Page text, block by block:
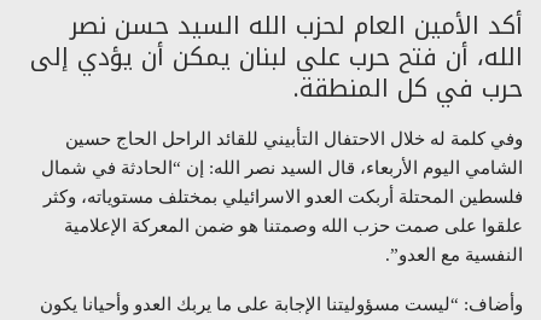
أكد الأمين العام لحزب الله السيد حسن نصر
الله، أن فتح حرب على لبنان يمكن أن يؤدي إلى
حرب في كل المنطقة.
وفي كلمة له خلال الاحتفال التأبيني للقائد الراحل الحاج حسين
الشامي اليوم الأربعاء، قال السيد نصر الله: إن “الحادثة في شمال
فلسطين المحتلة أربكت العدو الاسرائيلي بمختلف مستوياته، وكثر
علقوا على صمت حزب الله وصمتنا هو ضمن المعركة الإعلامية
النفسية مع العدو”.
وأضاف: “ليست مسؤوليتنا الإجابة على ما يربك العدو وأحيانا يكون